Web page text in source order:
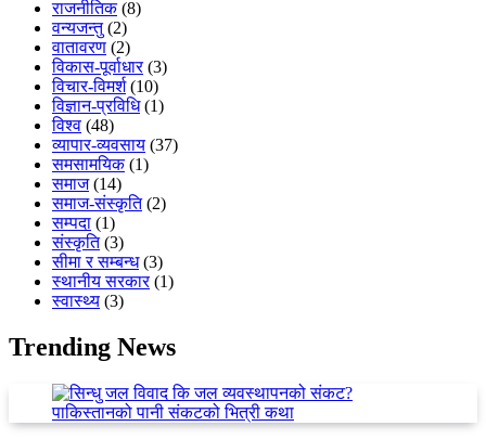
राजनीतिक(8)
वन्यजन्तु(2)
वातावरण (2)
विकास-पूर्वाधार(3)
विचार-विमर्श(10)
विज्ञान-प्रविधि(1)
विश्व (48)
व्यापार-व्यवसाय (37)
समसामयिक(1)
समाज(14)
समाज-संस्कृति(2)
सम्पदा (1)
संस्कृति(3)
सीमा र सम्बन्ध(3)
स्थानीय सरकार(1)
स्वास्थ्य (3)
Trending News